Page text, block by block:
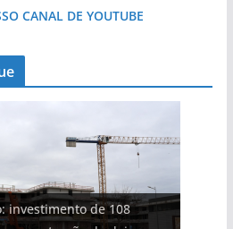
CANAL DE YOUTUBE
investimento de 108